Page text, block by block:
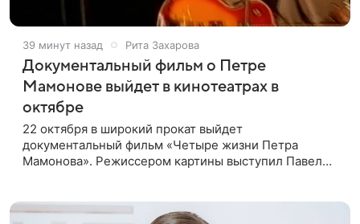
39 минут назад Рита Захарова
Документальный фильм о Петре
Мамонове выйдет в кинотеатрах в
октябре
22 октября в широкий прокат выйдет
документальный фильм «Четыре жизни Петра
Мамонова». Режиссером картины выступил Павел